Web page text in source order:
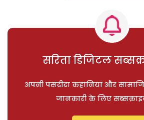
सरिता डिजिटल
अपनी पसंदीदा कहानियां और
जानकारी के लिए